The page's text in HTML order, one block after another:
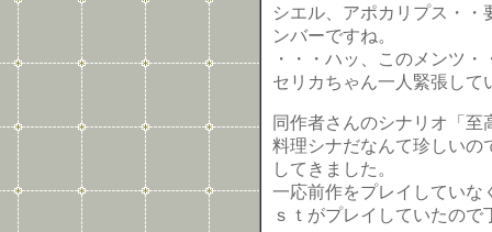
シエル、アポカリプス・
ンバーですね。
・・・ハッ、このメンツ
セリカちゃん一人緊張して
同作者さんのシナリオ「
料理シナだなんて珍しいの
してきました。
一応前作をプレイしていな
ｓｔがプレイしていたので